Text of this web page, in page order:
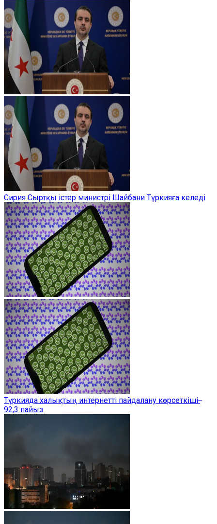
Сирия Сыртқы істер министрі Шайбани Түркияға келеді
Түркияда халықтың интернетті пайдалану көрсеткіші ̶
92,3 пайыз